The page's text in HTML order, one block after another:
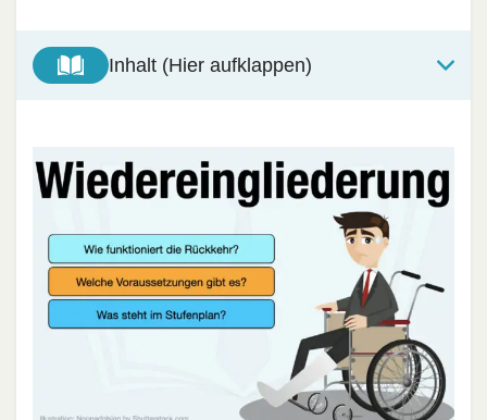
Inhalt (Hier aufklappen)